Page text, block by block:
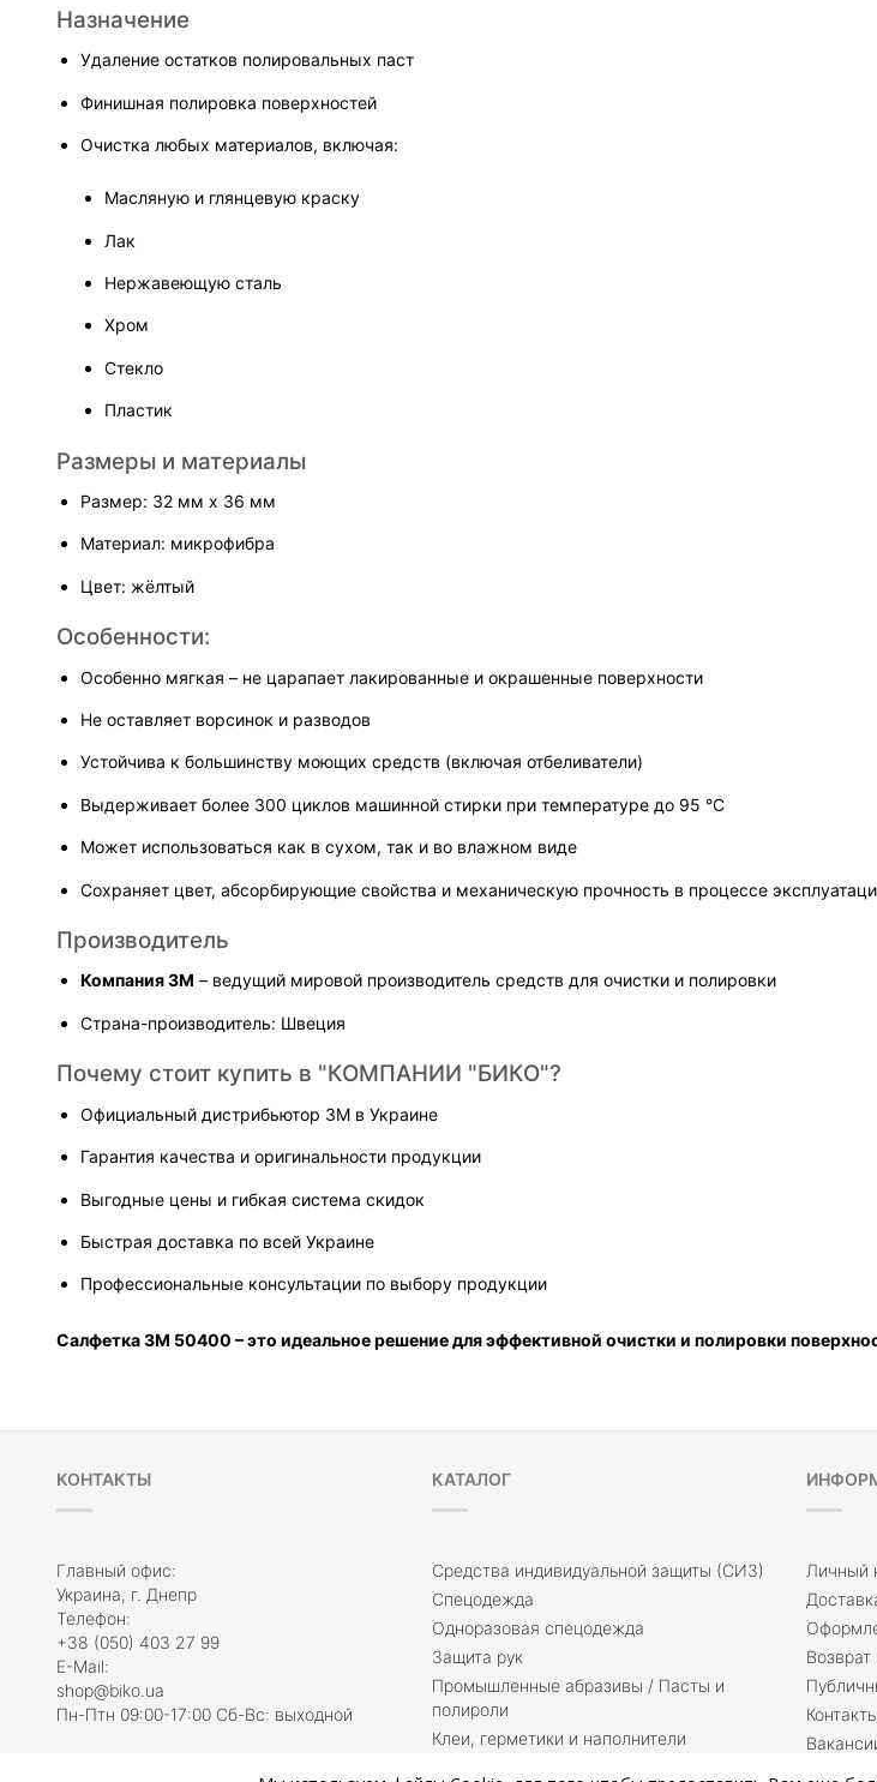
Назначение
Удаление остатков полировальных паст
Финишная полировка поверхностей
Очистка любых материалов, включая:
Масляную и глянцевую краску
Лак
Нержавеющую сталь
Хром
Стекло
Пластик
Размеры и материалы
Размер: 32 мм х 36 мм
Материал: микрофибра
Цвет: жёлтый
Особенности:
Особенно мягкая – не царапает лакированные и окрашенные поверхности
Не оставляет ворсинок и разводов
Устойчива к большинству моющих средств (включая отбеливатели)
Выдерживает более 300 циклов машинной стирки при температуре до 95 °C
Может использоваться как в сухом, так и во влажном виде
Сохраняет цвет, абсорбирующие свойства и механическую прочность в процессе
Производитель
Компания 3M – ведущий мировой производитель средств для очистки и полировки
Страна-производитель: Швеция
Почему стоит купить в "КОМПАНИИ "БИКО"?
Официальный дистрибьютор 3M в Украине
Гарантия качества и оригинальности продукции
Выгодные цены и гибкая система скидок
Быстрая доставка по всей Украине
Профессиональные консультации по выбору продукции
Салфетка 3M 50400 – это идеальное решение для эффективной очистки и полировки
КОНТАКТЫ
Главный офис:
Украина, г. Днепр
Телефон:
+38 (050) 403 27 99
E-Mail:
shop@biko.ua
Пн-Птн 09:00-17:00 Сб-Вс: выходной
КАТАЛОГ
Средства индивидуальной защиты (СИЗ)
Спецодежда
Одноразовая спецодежда
Защита рук
Промышленные абразивы / Пасты и
полироли
Клеи, герметики и наполнители
Личный
Контакты